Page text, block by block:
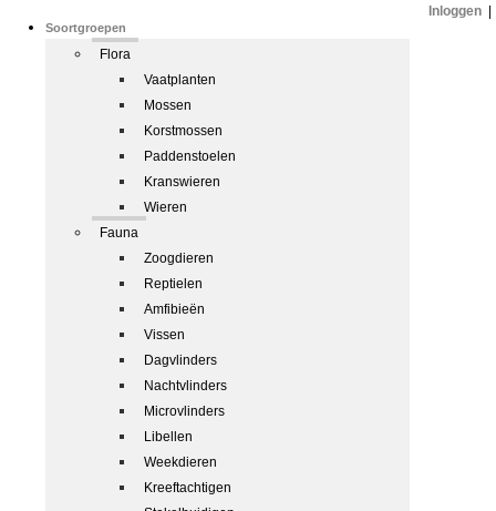
Soortgroepen
Flora
Vaatplanten
Mossen
Korstmossen
Paddenstoelen
Kranswieren
Wieren
Fauna
Zoogdieren
Reptielen
Amfibieën
Vissen
Dagvlinders
Nachtvlinders
Microvlinders
Libellen
Weekdieren
Kreeftachtigen
Inloggen